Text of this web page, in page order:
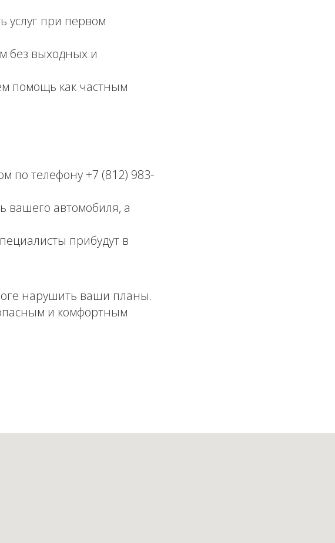
услуг при первом
без выходных и
помощь как частным
по телефону +7 (812) 983-
вашего автомобиля, а
прибудут в
нарушить ваши планы.
и комфортным